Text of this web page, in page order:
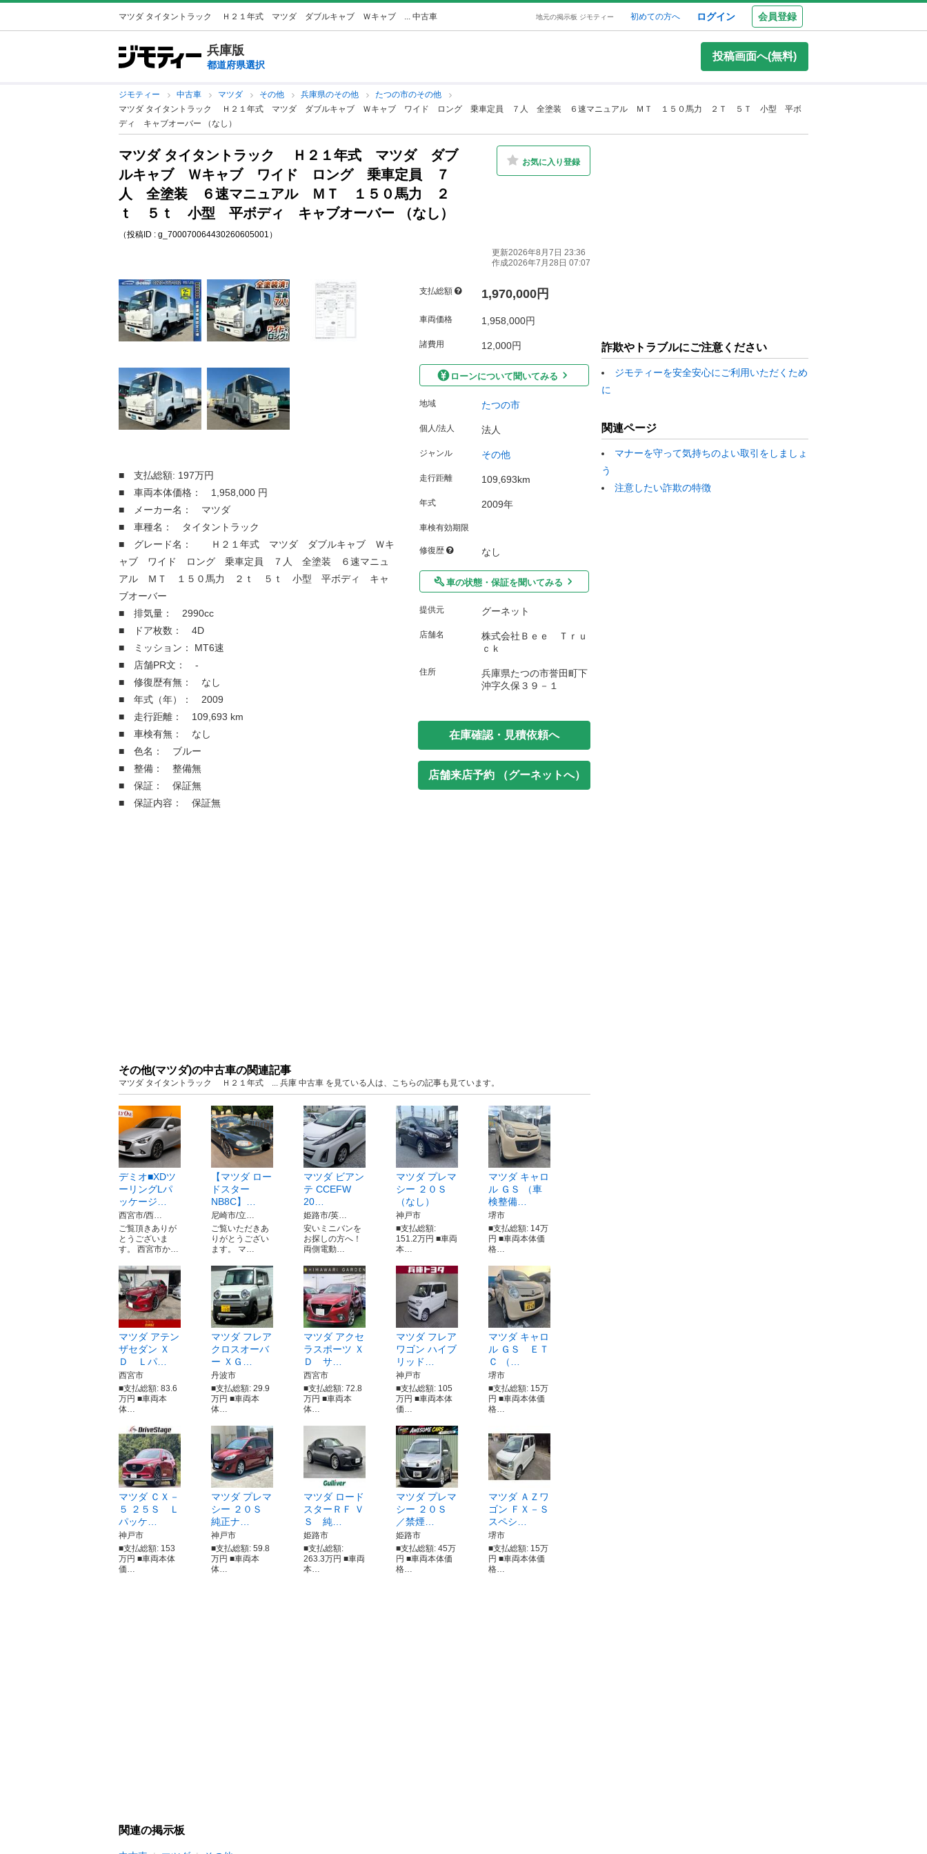
マツダ タイタントラック Ｈ２１年式 マツダ ダブルキャブ Ｗキャブ ... 中古車 地元の掲示板 ジモティー 初めての方へ ログイン 会員登録
兵庫版
都道府県選択
投稿画面へ(無料)
ジモティー 中古車 マツダ その他 兵庫県のその他
たつの市のその他
マツダ タイタントラック Ｈ２１年式 マツダ ダブルキャブ Ｗキャブ ワイド ロング 乗車定員 ７人 全塗装 ６速マニュアル ＭＴ １５０馬力 ２Ｔ ５Ｔ 小型 平ボ
ディ キャブオーバー （なし）
マツダ タイタントラック Ｈ２１年式 マツダ ダブ
ルキャブ Ｗキャブ ワイド ロング 乗車定員 ７
人 全塗装 ６速マニュアル ＭＴ １５０馬力 ２
ｔ ５ｔ 小型 平ボディ キャブオーバー （なし）
（投稿ID : g_700070064430260605001）
お気に入り登録
更新2026年8月7日 23:36
作成2026年7月28日 07:07
■ 支払総額: 197万円
■ 車両本体価格： 1,958,000 円
■ メーカー名： マツダ
■ 車種名： タイタントラック
■ グレード名： Ｈ２１年式 マツダ ダブルキャブ Ｗキ
ャブ ワイド ロング 乗車定員 ７人 全塗装 ６速マニュ
アル ＭＴ １５０馬力 ２ｔ ５ｔ 小型 平ボディ キャ
ブオーバー
■ 排気量： 2990cc
■ ドア枚数： 4D
■ ミッション： MT6速
■ 店舗PR文： -
■ 修復歴有無： なし
■ 年式（年）： 2009
■ 走行距離： 109,693 km
■ 車検有無： なし
■ 色名： ブルー
■ 整備： 整備無
■ 保証： 保証無
■ 保証内容： 保証無
支払総額 1,970,000円
車両価格 1,958,000円
諸費用 12,000円
ローンについて聞いてみる
地域 たつの市
個人/法人 法人
ジャンル その他
走行距離 109,693km
年式 2009年
車検有効期限
修復歴 なし
車の状態・保証を聞いてみる
提供元 グーネット
店舗名
株式会社Ｂｅｅ Ｔｒｕ
ｃｋ
住所
兵庫県たつの市誉田町下
沖字久保３９－１
在庫確認・見積依頼へ
店舗来店予約 （グーネットへ）
その他(マツダ)の中古車の関連記事
マツダ タイタントラック Ｈ２１年式 ... 兵庫 中古車 を見ている人は、こちらの記事も見ています。
デミオ■XDツ
ーリングLパ
ッケージ…
西宮市/西…
ご覧頂きありが
とうございま
す。 西宮市か…
【マツダ ロー
ドスター
NB8C】…
尼崎市/立…
ご覧いただきあ
りがとうござい
ます。 マ…
マツダ ビアン
テ CCEFW
20…
姫路市/英…
安いミニバンを
お探しの方へ！
両側電動…
マツダ プレマ
シー ２０Ｓ
（なし）
神戸市
■支払総額:
151.2万円 ■車両
本…
マツダ キャロ
ル ＧＳ （車
検整備…
堺市
■支払総額: 14万
円 ■車両本体価
格…
マツダ アテン
ザセダン Ｘ
Ｄ Ｌパ…
西宮市
■支払総額: 83.6
万円 ■車両本
体…
マツダ フレア
クロスオーバ
ー ＸＧ…
丹波市
■支払総額: 29.9
万円 ■車両本
体…
マツダ アクセ
ラスポーツ Ｘ
Ｄ サ…
西宮市
■支払総額: 72.8
万円 ■車両本
体…
マツダ フレア
ワゴン ハイブ
リッド…
神戸市
■支払総額: 105
万円 ■車両本体
価…
マツダ キャロ
ル ＧＳ ＥＴ
Ｃ （…
堺市
■支払総額: 15万
円 ■車両本体価
格…
マツダ ＣＸ－
５ ２５Ｓ Ｌ
パッケ…
神戸市
■支払総額: 153
万円 ■車両本体
価…
マツダ プレマ
シー ２０Ｓ
純正ナ…
神戸市
■支払総額: 59.8
万円 ■車両本
体…
マツダ ロード
スターＲＦ Ｖ
Ｓ 純…
姫路市
■支払総額:
263.3万円 ■車両
本…
マツダ プレマ
シー ２０Ｓ
／禁煙…
姫路市
■支払総額: 45万
円 ■車両本体価
格…
マツダ ＡＺワ
ゴン ＦＸ－Ｓ
スペシ…
堺市
■支払総額: 15万
円 ■車両本体価
格…
関連の掲示板
詐欺やトラブルにご注意ください
ジモティーを安全安心にご利用いただくため
に
関連ページ
マナーを守って気持ちのよい取引をしましょ
う
注意したい詐欺の特徴